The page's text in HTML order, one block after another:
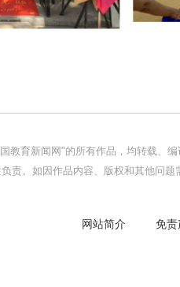
教育新闻网"的所有作品，均转载、
责。如因作品内容、版权和其他问
网站简介 免责